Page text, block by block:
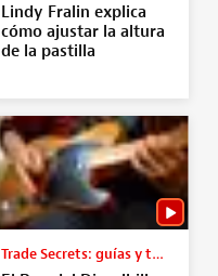
Lindy Fralin explica
cómo ajustar la altura
de la pastilla
Trade Secrets: guías y tutoriales